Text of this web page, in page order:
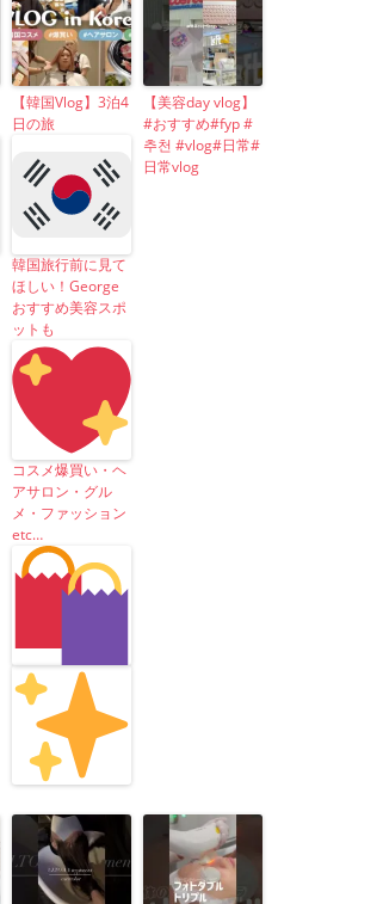
【韓国Vlog】3泊4
日の旅
韓国旅行前に見て
ほしい！George
おすすめ美容スポ
ットも
コスメ爆買い・ヘ
アサロン・グル
メ・ファッション
etc…
【美容day vlog】
#おすすめ#fyp #
추천 #vlog#日常#
日常vlog